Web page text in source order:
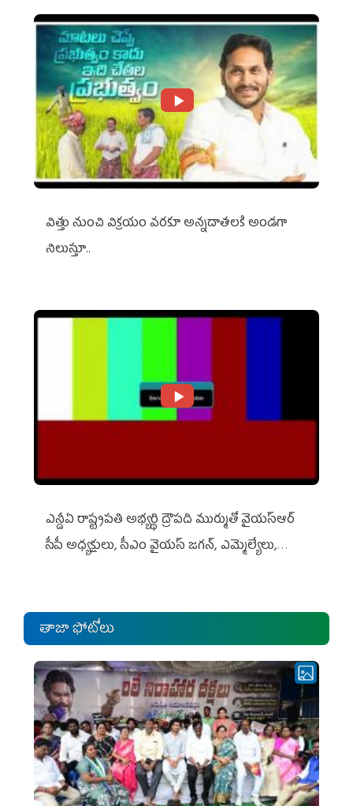
విత్తు నుంచి విక్రయం వరకూ అన్నదాతలకి అండగా
నిలుస్తూ..
ఎన్డీఏ రాష్ట్ర‌ప‌తి అభ్య‌ర్థి ద్రౌప‌ది ముర్ముతో వైయ‌స్ఆర్
సీపీ అధ్య‌క్షులు, సీఎం వైయ‌స్ జ‌గ‌న్, ఎమ్మెల్యేలు,
తాజా ఫోటోలు